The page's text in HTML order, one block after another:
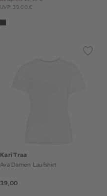
UVP: 39,00 €
Kari Traa
Ava Damen Laufshirt
39,00